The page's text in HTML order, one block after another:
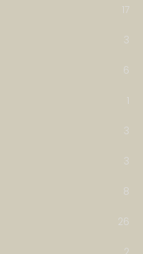
17
3
6
1
3
3
8
26